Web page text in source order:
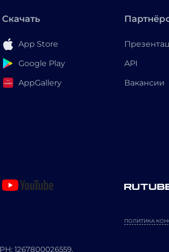
Скачать
App Store
Google Play
AppGallery
API
Вакансии
ПОЛИТИКА
1267800026559.